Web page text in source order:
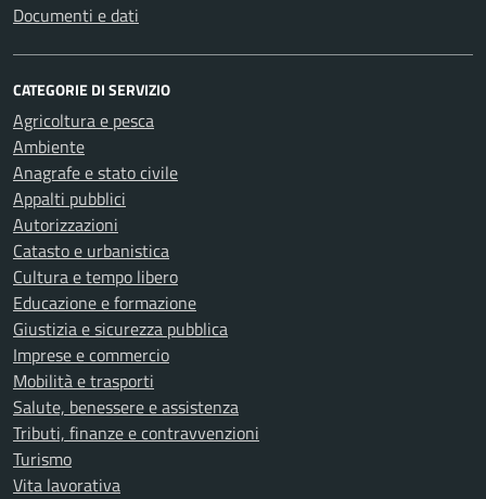
Documenti e dati
CATEGORIE DI SERVIZIO
Agricoltura e pesca
Ambiente
Anagrafe e stato civile
Appalti pubblici
Autorizzazioni
Catasto e urbanistica
Cultura e tempo libero
Educazione e formazione
Giustizia e sicurezza pubblica
Imprese e commercio
Mobilità e trasporti
Salute, benessere e assistenza
Tributi, finanze e contravvenzioni
Turismo
Vita lavorativa